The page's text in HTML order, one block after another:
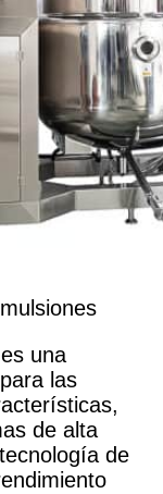
una
las
de alta
de